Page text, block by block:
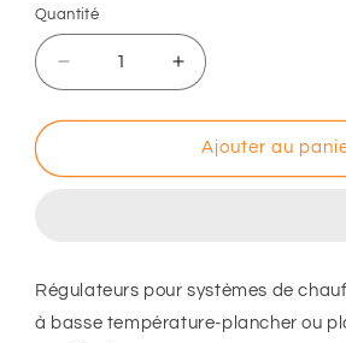
Quantité
Réduire
la
quantité
°CALEONBOX
Augmenter
la
quantité
°CALEONBOX
Ajouter au
Régulateurs pour systèmes de
à basse température-plancher ou